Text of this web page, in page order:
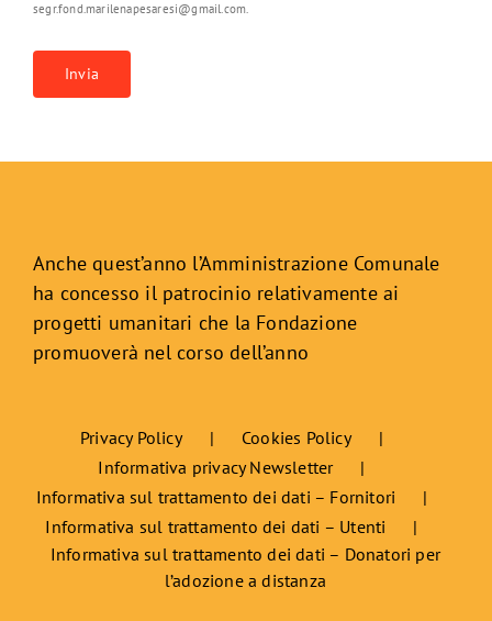
segr.fond.marilenapesaresi@gmail.com.
Anche quest’anno l’Amministrazione Comunale
ha concesso il patrocinio relativamente ai
progetti umanitari che la Fondazione
promuoverà nel corso dell’anno
Privacy Policy
Cookies Policy
Informativa privacy Newsletter
Informativa sul trattamento dei dati – Fornitori
Informativa sul trattamento dei dati – Utenti
Informativa sul trattamento dei dati – Donatori per
l’adozione a distanza